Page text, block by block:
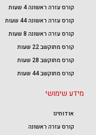
קורס עזרה ראשונה 4 שעות
קורס עזרה ראשונה 44 שעות
קורס עזרה ראשונה 8 שעות
קורס מתוקשב 22 שעות
קורס מתוקשב 28 שעות
קורס מתוקשב 44 שעות
מידע שימושי
אודותינו
קורס עזרה ראשונה